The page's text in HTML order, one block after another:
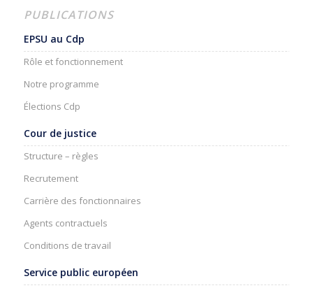
PUBLICATIONS
EPSU au Cdp
Rôle et fonctionnement
Notre programme
Élections Cdp
Cour de justice
Structure – règles
Recrutement
Carrière des fonctionnaires
Agents contractuels
Conditions de travail
Service public européen